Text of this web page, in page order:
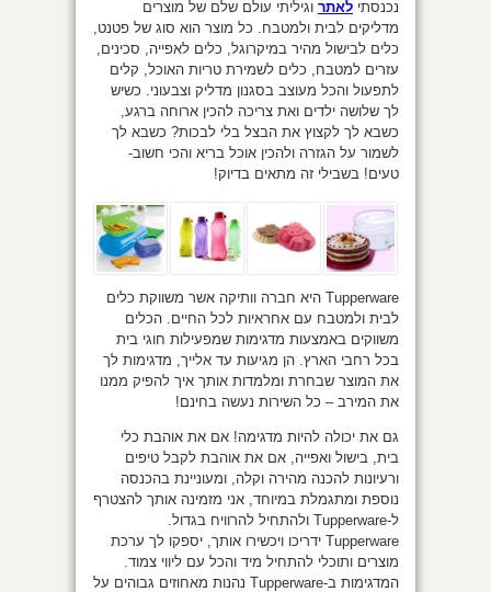
נכנסתי לאתר וגיליתי עולם שלם של מוצרים
מדליקים לבית ולמטבח. כל מוצר הוא סוג של פטנט,
כלים לבישול מהיר במיקרוגל, כלים לאפייה, סכינים,
עזרים למטבח, כלים לשמירת טריות האוכל, קלים
לתפעול והכל מעוצב בסגנון מדליק וצבעוני. כשיש
לך שלושה ילדים ואת צריכה להכין ארוחה ברגע,
כשבא לך לקצוץ את הבצל בלי לבכות? כשבא לך
לשמור על הגזרה ולהכין אוכל בריא והכי חשוב-
טעים! בשבילי זה מתאים בדיוק!
Tupperware היא חברה וותיקה אשר משווקת כלים
לבית ולמטבח עם אחראיות לכל החיים. הכלים
משווקים באמצעות מדגימות שמפעילות חוגי בית
בכל רחבי הארץ. הן מגיעות עד אלייך, מדגימות לך
את המוצר שבחרת ומלמדות אותך איך להפיק ממנו
את המירב – כל השירות נעשה בחינם!
גם את יכולה להיות מדגימה! אם את אוהבת כלי
בית, בישול ואפייה, אם את אוהבת לקבל טיפים
ורעיונות להכנה מהירה וקלה, ומעוניינת בהכנסה
נוספת ומתגמלת במיוחד, אני מזמינה אותך להצטרף
ל-Tupperware ולהתחיל להרוויח בגדול.
Tupperware ידריכו ויכשירו אותך, יספקו לך ערכת
מוצרים ותוכלי להתחיל מיד והכל עם ליווי צמוד.
המדגימות ב-Tupperware נהנות מאחוזים גבוהים על